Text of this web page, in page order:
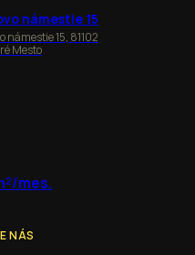
námestie 15
námestie 15, 81102
Mesto
mes.
NÁS